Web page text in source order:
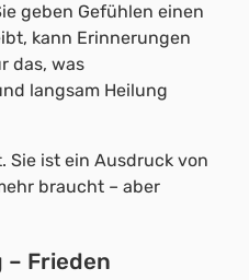
geben Gefühlen einen
kann Erinnerungen
das, was
langsam Heilung
Sie ist ein Ausdruck von
braucht – aber
Frieden